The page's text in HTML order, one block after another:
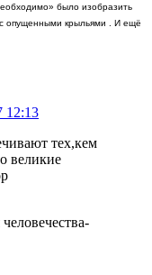
было изобразить
опущенными крыльями . И ещё
12:13
тех,кем
великие